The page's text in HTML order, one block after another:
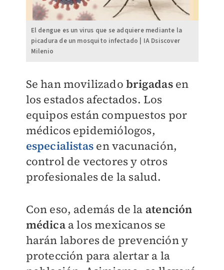
El dengue es un virus que se adquiere mediante la
picadura de un mosquito infectado | IA Dsiscover
Milenio
Se han movilizado brigadasen
los estados afectados. Los
equipos están compuestos por
médicos epidemiólogos,
especialistas en vacunación,
control de vectores y otros
profesionales de la salud.
Con eso, además de la atención
médicaa los mexicanos se
harán labores de prevención y
protección para alertar a la